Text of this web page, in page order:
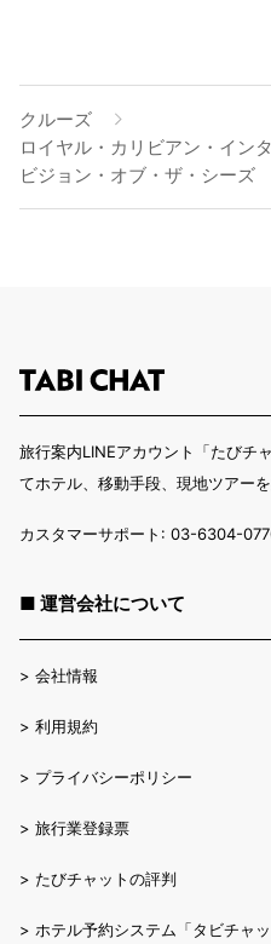
クルーズ
ロイヤル・カリビアン・イン
ビジョン・オブ・ザ・シーズ
旅行案内LINEアカウント「たびチ
てホテル、移動手段、現地ツアーを
カスタマーサポート: 03-6304-
■ 運営会社について
> 会社情報
> 利用規約
> プライバシーポリシー
> 旅行業登録票
> たびチャットの評判
> ホテル予約システム「タビチャッ